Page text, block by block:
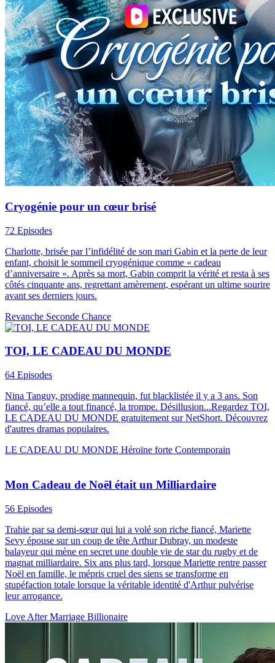
Cryogénie pour un cœur brisé
72 Episodes
Charlotte, brisée par l’infidélité de son mari Gabin et la perte de leur
enfant, choisit le sommeil cryogénique comme « cadeau
d’anniversaire ». Après sa mort, Gabin comprit la vérité et resta à ses
côtés cinquante ans, regrettant amèrement, espérant un ultime sourire
avant ses derniers jours.
Revanche Seconde Chance
TOI, LE CADEAU DU MONDE
64 Episodes
Nina Tanguy, prodige mannequin, fut blacklistée il y a 3 ans. Son
fiancé, qu’elle a tout financé, la trompe. Désillusion...Regardez TOI,
LE CADEAU DU MONDE gratuitement sur NetShort. Découvrez
d'autres dramas populaires.
LE CADEAU DU MONDE Héroïne forte Contemporain